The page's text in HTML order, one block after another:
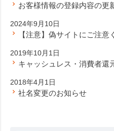
お客様情報の登録内容の更
2024年9月10日
【注意】偽サイトにご注意
2019年10月1日
キャッシュレス・消費者還
2018年4月1日
社名変更のお知らせ